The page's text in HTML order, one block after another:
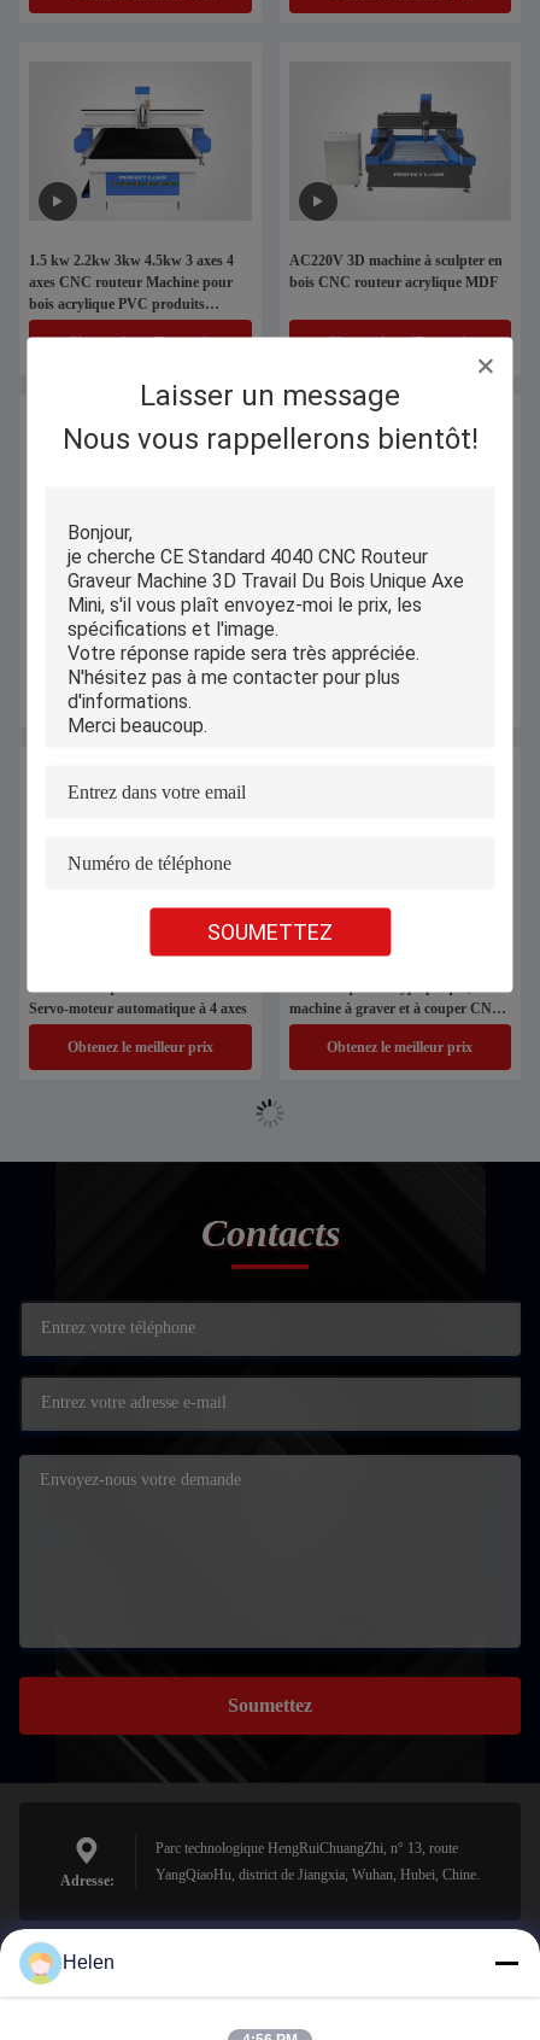
Laisser un message
Nous vous rappellerons bientôt!
SOUMETTEZ
1.5 kw 2.2kw 3kw 4.5kw 3 axes 4
axes CNC routeur Machine pour
bois acrylique PVC produits
meubles industrie de la publicité
Obtenez le meilleur prix
AC220V 3D machine à sculpter en
bois CNC routeur acrylique MDF
Obtenez le meilleur prix
2 4 6 8 têtes de routeur CNC à
broches multiples pour la gravure
de meubles de bouddha dans
l'industrie du bois
Obtenez le meilleur prix
2000*3000mm routeur CNC
pour bois non métallique plastique
acrylique
Servo-moteur automatique à 4 axes
Obtenez le meilleur prix
machine à graver et à couper CNC,
machine à routeur CNC
Obtenez le meilleur prix
Contacts
Soumettez
Adresse:
Parc technologique HengRuiChuangZhi, n° 13, route
YangQiaoHu, district de Jiangxia, Wuhan, Hubei, Chine.
sales@perfectlaser.net
Helen